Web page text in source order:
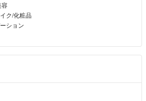
容
ク/化粧品
ション